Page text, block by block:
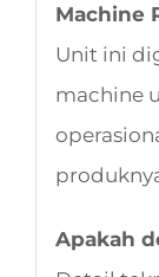
Machine
Unit ini
machine
Apakah